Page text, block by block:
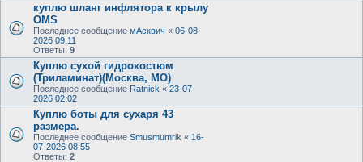
куплю шланг инфлятора к крылу
OMS
Последнее сообщение мАсквич « 06-08-
2026 09:11
Ответы: 9
Куплю сухой гидрокостюм
(Триламинат)(Москва, МО)
Последнее сообщение Ratnick « 23-07-
2026 02:02
Куплю боты для сухаря 43
размера.
Последнее сообщение Smusmumrik « 16-
07-2026 08:55
Ответы: 2